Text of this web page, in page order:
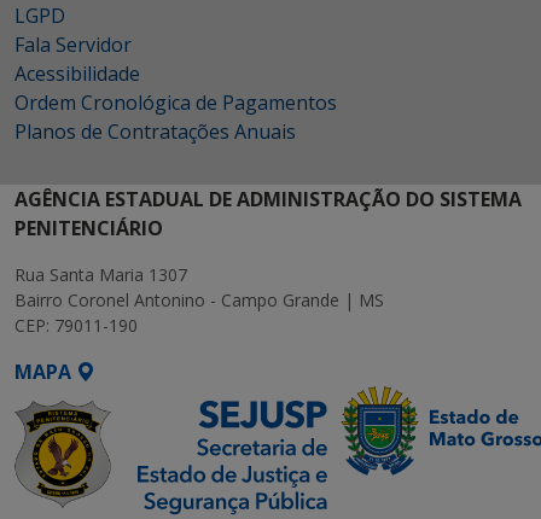
LGPD
Fala Servidor
Acessibilidade
Ordem Cronológica de Pagamentos
Planos de Contratações Anuais
AGÊNCIA ESTADUAL DE ADMINISTRAÇÃO DO SISTEMA
PENITENCIÁRIO
Rua Santa Maria 1307
Bairro Coronel Antonino - Campo Grande | MS
CEP: 79011-190
MAPA